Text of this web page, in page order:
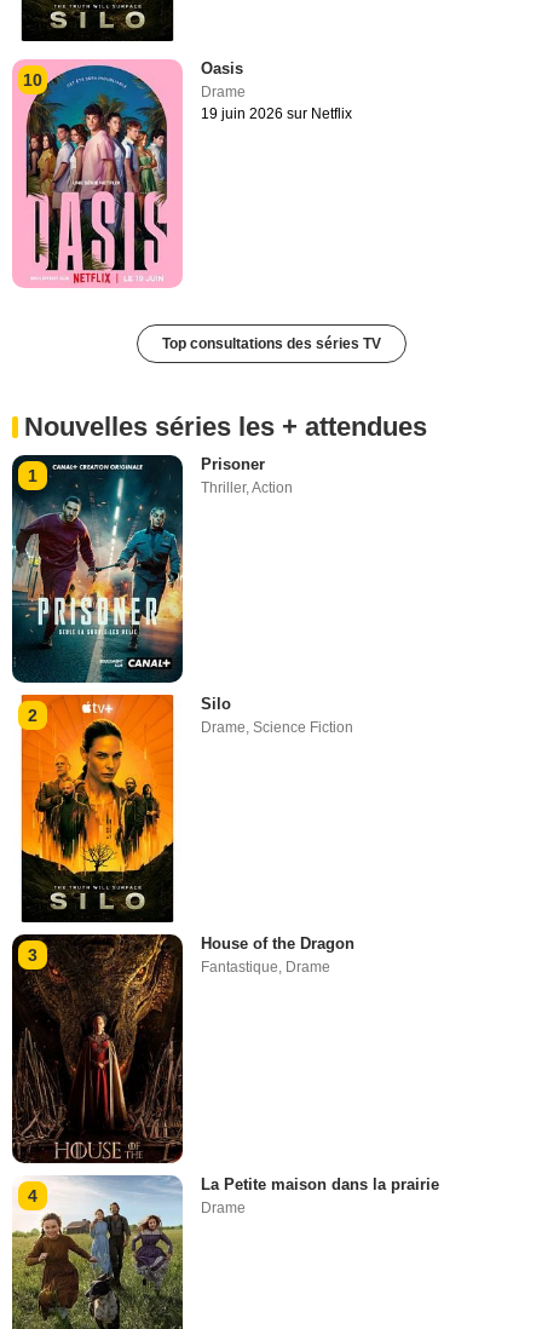
10
Oasis
Drame
19 juin 2026 sur Netflix
Top consultations des séries TV
Nouvelles séries les + attendues
1
Prisoner
Thriller,Action
2
Silo
Drame,Science Fiction
3
House of the Dragon
Fantastique, Drame
4
La Petite maison dans la prairie
Drame